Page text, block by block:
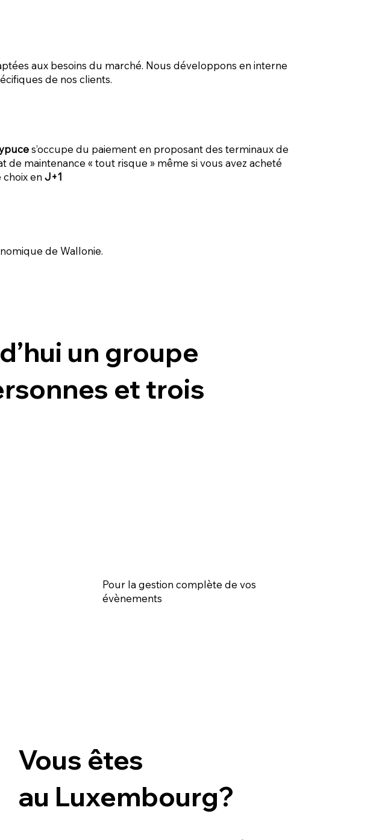
aux besoins du marché. Nous développons en interne
de nos clients.
s’occupe du paiement en proposant des terminaux de
de maintenance « tout risque » même si vous avez acheté
choix enJ+1
de Wallonie.
un groupe
et trois
Pour la gestion complète de vos
évènements
Vous êtes
au Luxembourg?